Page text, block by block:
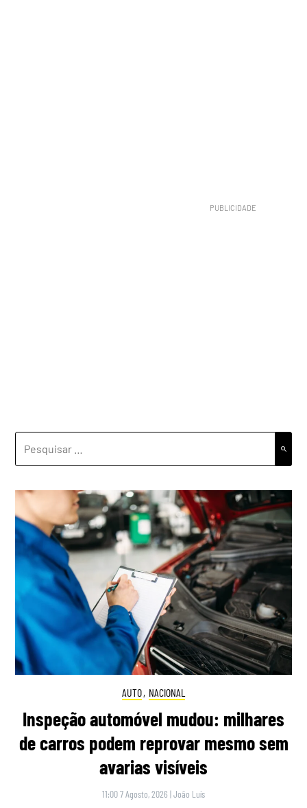
POR:
AUTO, NACIONAL
Inspeção automóvel mudou: milhares
de carros podem reprovar mesmo sem
avarias visíveis
11:00 7 Agosto, 2026 |João Luís